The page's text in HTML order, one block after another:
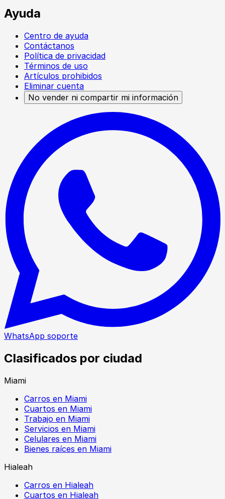
Ayuda
Centro de ayuda
Contáctanos
Política de privacidad
Términos de uso
Artículos prohibidos
Eliminar cuenta
No vender ni compartir mi información
WhatsApp soporte
Clasificados por ciudad
Miami
Carros en Miami
Cuartos en Miami
Trabajo en Miami
Servicios en Miami
Celulares en Miami
Bienes raíces en Miami
Hialeah
Carros en Hialeah
Cuartos en Hialeah